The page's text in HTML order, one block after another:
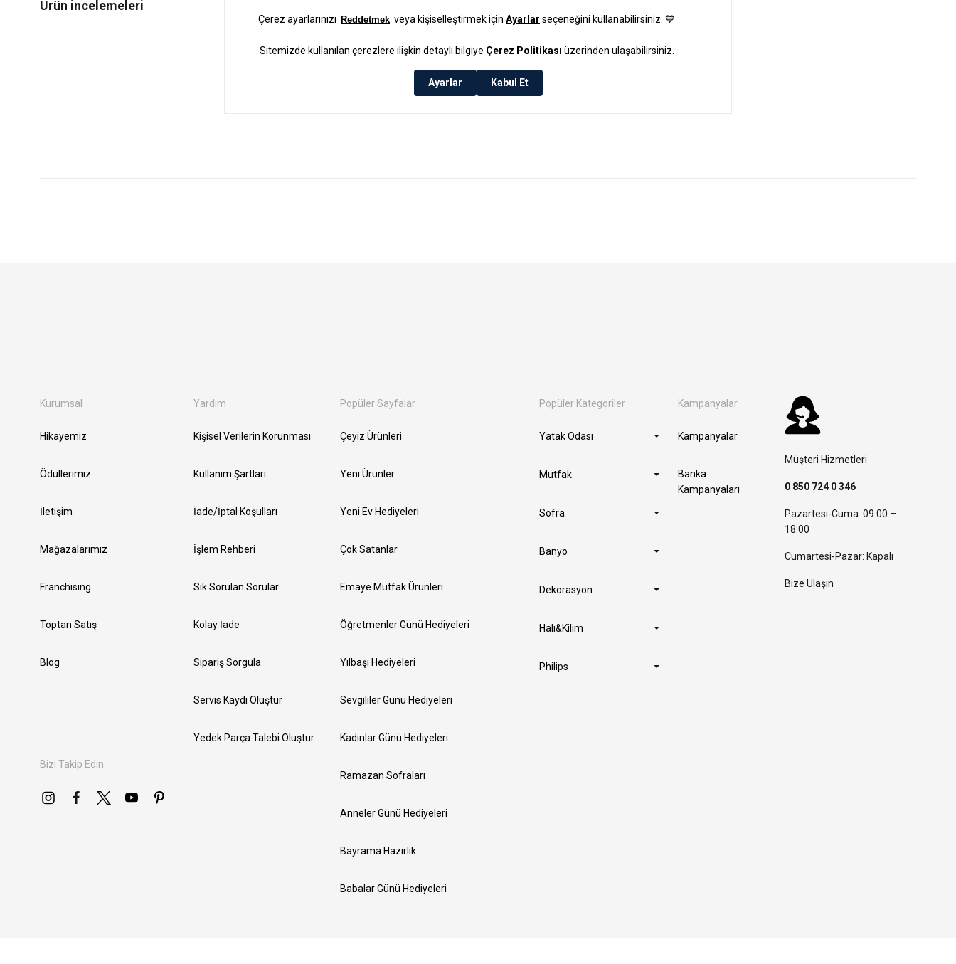
Kurumsal
Hikayemiz
Ödüllerimiz
İletişim
Mağazalarımız
Franchising
Toptan Satış
Blog
Bizi Takip Edin
Yardım
Kişisel Verilerin Korunması
Kullanım Şartları
İade/İptal Koşulları
İşlem Rehberi
Sık Sorulan Sorular
Kolay İade
Sipariş Sorgula
Servis Kaydı Oluştur
Yedek Parça Talebi Oluştur
Popüler Sayfalar
Çeyiz Ürünleri
Yeni Ürünler
Yeni Ev Hediyeleri
Çok Satanlar
Emaye Mutfak Ürünleri
Öğretmenler Günü Hediyeleri
Yılbaşı Hediyeleri
Sevgililer Günü Hediyeleri
Kadınlar Günü Hediyeleri
Ramazan Sofraları
Anneler Günü Hediyeleri
Bayrama Hazırlık
Babalar Günü Hediyeleri
Popüler Kategoriler
Yatak Odası
Mutfak
Sofra
Banyo
Dekorasyon
Halı&Kilim
Philips
Kampanyalar
Kampanyalar
Banka
Kampanyaları
Müşteri Hizmetleri
0 850 724 0 346
Pazartesi-Cuma: 09:00 –
18:00
Cumartesi-Pazar: Kapalı
Bize Ulaşın